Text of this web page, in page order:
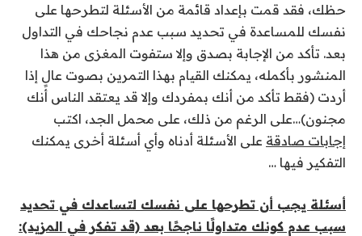
حظك، فقد قمت بإعداد قائمة من الأسئلة لتطرحها على
نفسك للمساعدة في تحديد سبب عدم نجاحك في التداول
بعد. تأكد من الإجابة بصدق وإلا ستفوت المغزى من هذا
المنشور بأكمله، يمكنك القيام بهذا التمرين بصوت عالٍ إذا
أردت (فقط تأكد من أنك بمفردك وإلا قد يعتقد الناس أنك
مجنون)…على الرغم من ذلك، على محمل الجد، اكتب
إجابات صادقة على الأسئلة أدناه وأي أسئلة أخرى يمكنك
التفكير فيها …
أسئلة يجب أن تطرحها على نفسك لتساعدك في تحديد
سبب عدم كونك متداولًا ناجحًا بعد (قد تفكر في المزيد):